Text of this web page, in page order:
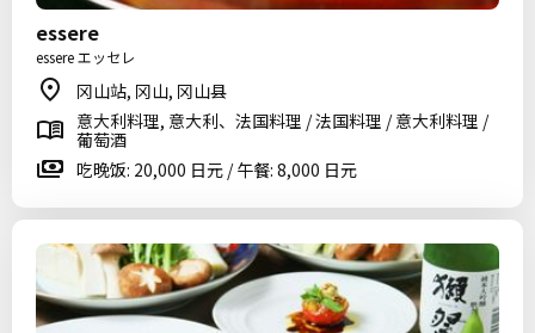
essere
essere エッセレ
冈山站, 冈山, 冈山县
意大利料理, 意大利、法国料理 / 法国料理 / 意大利料理 /
葡萄酒
吃晚饭: 20,000 日元 / 午餐: 8,000 日元